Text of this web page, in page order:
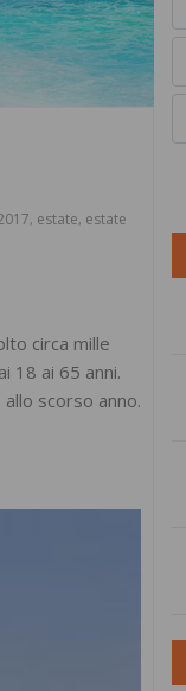
, estate, estate
circa mille
18 ai 65 anni.
scorso anno.